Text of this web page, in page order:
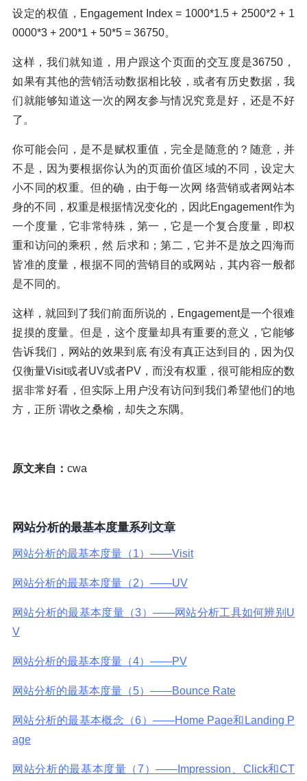
设定的权值，Engagement Index = 1000*1.5 + 2500*2 + 1
0000*3 + 200*1 + 50*5 = 36750。
这样，我们就知道，用户跟这个页面的交互度是36750，
如果有其他的营销活动数据相比较，或者有历史数据，我
们就能够知道这一次的网友参与情况究竟是好，还是不好
了。
你可能会问，是不是赋权重值，完全是随意的？随意，并
不是，因为要根据你认为的页面价值区域的不同，设定大
小不同的权重。但的确，由于每一次网 络营销或者网站本
身的不同，权重是根据情况变化的，因此Engagement作为
一个度量，它非常特殊，第一，它是一个复合度量，即权
重和访问的乘积，然 后求和；第二，它并不是放之四海而
皆准的度量，根据不同的营销目的或网站，其内容一般都
是不同的。
这样，就回到了我们前面所说的，Engagement是一个很难
捉摸的度量。但是，这个度量却具有重要的意义，它能够
告诉我们，网站的效果到底 有没有真正达到目的，因为仅
仅衡量Visit或者UV或者PV，而没有权重，很可能相应的数
据非常好看，但实际上用户没有访问到我们希望他们的地
方，正所 谓收之桑榆，却失之东隅。
原文来自： cwa
网站分析的最基本度量系列文章
网站分析的最基本度量（1）——Visit
网站分析的最基本度量（2）——UV
网站分析的最基本度量（3）——网站分析工具如何辨别U
V
网站分析的最基本度量（4）——PV
网站分析的最基本度量（5）——Bounce Rate
网站分析的最基本概念（6）——Home Page和Landing P
age
网站分析的最基本度量（7）——Impression、 Click和CT